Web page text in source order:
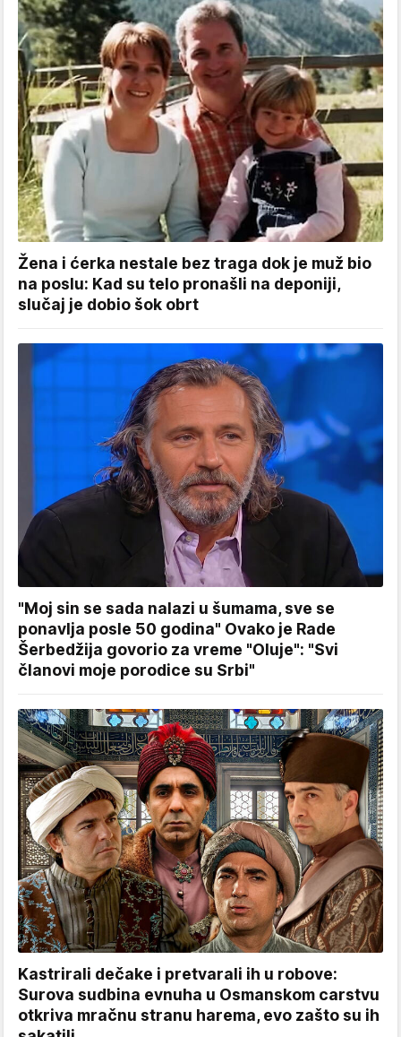
Žena i ćerka nestale bez traga dok je muž bio
na poslu: Kad su telo pronašli na deponiji,
slučaj je dobio šok obrt
"Moj sin se sada nalazi u šumama, sve se
ponavlja posle 50 godina" Ovako je Rade
Šerbedžija govorio za vreme "Oluje": "Svi
članovi moje porodice su Srbi"
Kastrirali dečake i pretvarali ih u robove:
Surova sudbina evnuha u Osmanskom carstvu
otkriva mračnu stranu harema, evo zašto su ih